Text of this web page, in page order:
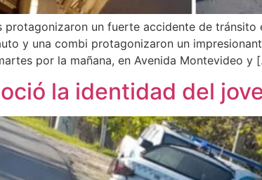
protagonizaron un fuerte accidente de
y una combi protagonizaron un
por la mañana, en Avenida Montevideo y
la identidad del